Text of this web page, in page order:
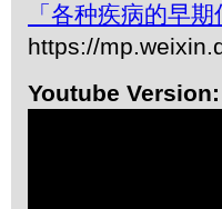
「各种疾病的早
https://
Youtube Version: